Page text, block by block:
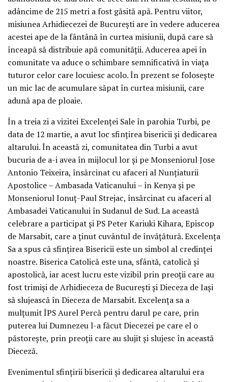
adâncime de 215 metri a fost găsită apă. Pentru viitor,
misiunea Arhidiecezei de București are în vedere aducerea
acestei ape de la fântână în curtea misiunii, după care să
înceapă să distribuie apă comunității. Aducerea apei în
comunitate va aduce o schimbare semnificativă în viața
tuturor celor care locuiesc acolo. În prezent se folosește
un mic lac de acumulare săpat în curtea misiunii, care
adună apa de ploaie.
În a treia zi a vizitei Excelenței Sale în parohia Turbi, pe
data de 12 martie, a avut loc sfințirea bisericii și dedicarea
altarului. În această zi, comunitatea din Turbi a avut
bucuria de a-i avea în mijlocul lor și pe Monseniorul Jose
Antonio Teixeira, însărcinat cu afaceri al Nunțiaturii
Apostolice – Ambasada Vaticanului – în Kenya și pe
Monseniorul Ionuț-Paul Strejac, însărcinat cu afaceri al
Ambasadei Vaticanului în Sudanul de Sud. La această
celebrare a participat și PS Peter Kariuki Kihara, Episcop
de Marsabit, care a ținut cuvântul de învățătură. Excelența
Sa a spus că sfințirea Bisericii este un simbol al credinței
noastre. Biserica Catolică este una, sfântă, catolică și
apostolică, iar acest lucru este vizibil prin preoții care au
fost trimiși de Arhidieceza de București și Dieceza de Iași
să slujească în Dieceza de Marsabit. Excelența sa a
mulțumit ÎPS Aurel Percă pentru darul pe care, prin
puterea lui Dumnezeu l-a făcut Diecezei pe care el o
păstorește, prin preoții care au slujit și slujesc în această
Dieceză.
Evenimentul sfințirii bisericii și dedicarea altarului era